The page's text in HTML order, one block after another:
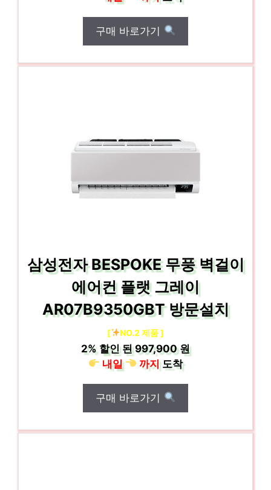
구매 바로가기
삼성전자 BESPOKE 무풍 벽걸이
에어컨 플랫 그레이
AR07B9350GBT 방문설치
[ NO.2 제품 ]
2% 할인 된997,900 원
내일
까지도착
구매 바로가기